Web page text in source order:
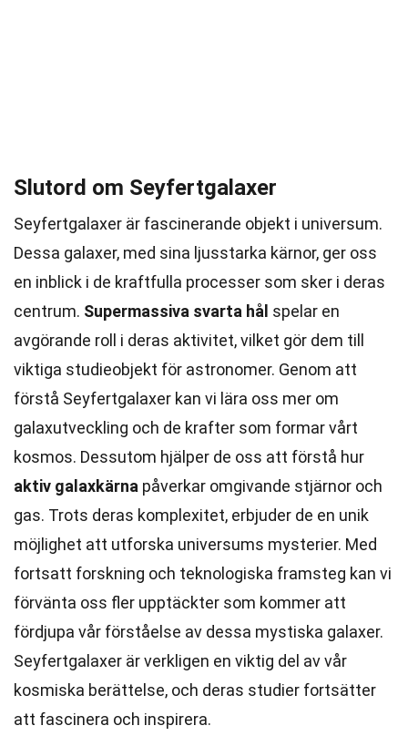
Slutord om Seyfertgalaxer
Seyfertgalaxer är fascinerande objekt i universum.
Dessa galaxer, med sina ljusstarka kärnor, ger oss
en inblick i de kraftfulla processer som sker i deras
centrum. Supermassiva svarta hål spelar en
avgörande roll i deras aktivitet, vilket gör dem till
viktiga studieobjekt för astronomer. Genom att
förstå Seyfertgalaxer kan vi lära oss mer om
galaxutveckling och de krafter som formar vårt
kosmos. Dessutom hjälper de oss att förstå hur
aktiv galaxkärna påverkar omgivande stjärnor och
gas. Trots deras komplexitet, erbjuder de en unik
möjlighet att utforska universums mysterier. Med
fortsatt forskning och teknologiska framsteg kan vi
förvänta oss fler upptäckter som kommer att
fördjupa vår förståelse av dessa mystiska galaxer.
Seyfertgalaxer är verkligen en viktig del av vår
kosmiska berättelse, och deras studier fortsätter
att fascinera och inspirera.